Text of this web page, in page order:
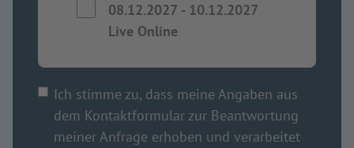
08.12.2027 - 10.12.2027
Live Online
Ich stimme zu, dass meine Angaben aus
dem Kontaktformular zur Beantwortung
meiner Anfrage erhoben und verarbeitet